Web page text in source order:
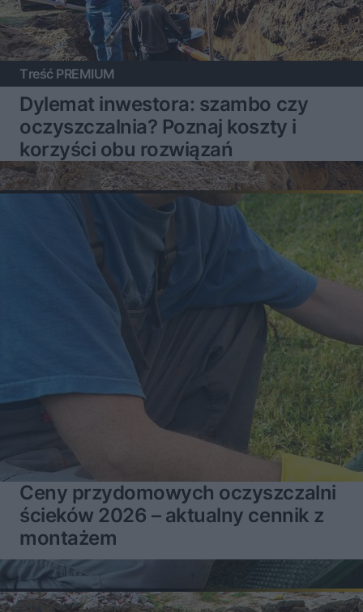
Treść PREMIUM
Dylemat inwestora: szambo czy
oczyszczalnia? Poznaj koszty i
korzyści obu rozwiązań
Ceny przydomowych oczyszczalni
ścieków 2026 – aktualny cennik z
montażem